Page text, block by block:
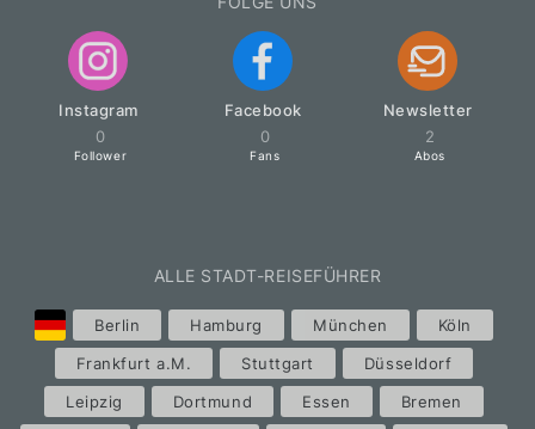
Instagram
0
Follower
Facebook
0
Fans
Newsletter
2
Abos
ALLE STADT-REISEFÜHRER
Berlin Hamburg München
Köln
Frankfurt a.M.
Stuttgart
Düsseldorf
Leipzig
Dortmund Essen
Bremen